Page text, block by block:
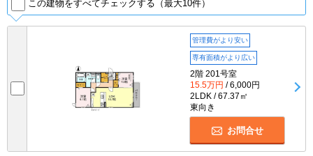
この建物をすべてチェックする（最大10件）
管理費がより安い
専有面積がより広い
2階 201号室
15.5万円 / 6,000円
2LDK / 67.37㎡
東向き
お問合せ